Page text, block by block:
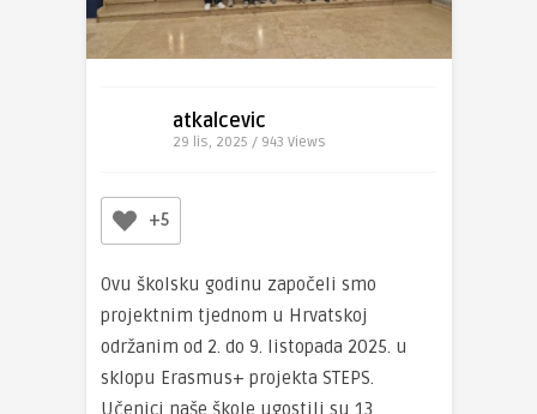
atkalcevic
29 lis, 2025 / 943 Views
+5
Ovu školsku godinu započeli smo
projektnim tjednom u Hrvatskoj
održanim od 2. do 9. listopada 2025. u
sklopu Erasmus+ projekta STEPS.
Učenici naše škole ugostili su 13